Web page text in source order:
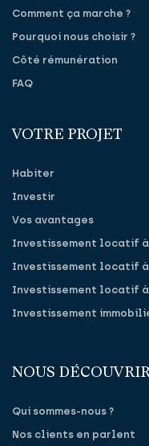
Comment ça marche ?
Pourquoi nous choisir ?
Côté rémunération
FAQ
VOTRE PROJET
Habiter
Investir
Vos avantages
Investissement locatif
Investissement locatif
Investissement locatif à
Investissement
NOUS DÉCOUVRIR
Qui sommes-nous ?
Nos clients en parlent